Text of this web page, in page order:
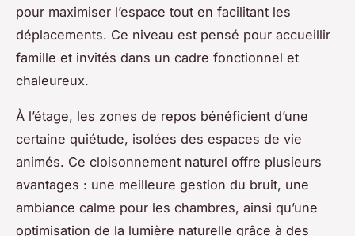
pour maximiser l’espace tout en facilitant les
déplacements. Ce niveau est pensé pour accueillir
famille et invités dans un cadre fonctionnel et
chaleureux.
À l’étage, les zones de repos bénéficient d’une
certaine quiétude, isolées des espaces de vie
animés. Ce cloisonnement naturel offre plusieurs
avantages : une meilleure gestion du bruit, une
ambiance calme pour les chambres, ainsi qu’une
optimisation de la lumière naturelle grâce à des